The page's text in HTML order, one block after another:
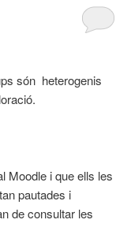
són heterogenis
Moodle i que ells les
pautades i
de consultar les